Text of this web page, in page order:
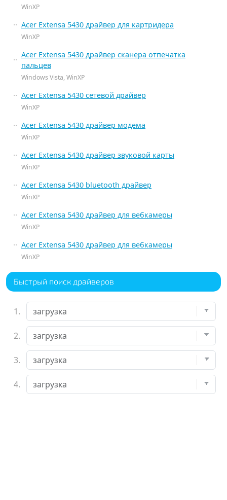
WinXP
Acer Extensa 5430 драйвер для картридера
WinXP
Acer Extensa 5430 драйвер сканера отпечатка
пальцев
Windows Vista, WinXP
Acer Extensa 5430 сетевой драйвер
WinXP
Acer Extensa 5430 драйвер модема
WinXP
Acer Extensa 5430 драйвер звуковой карты
WinXP
Acer Extensa 5430 bluetooth драйвер
WinXP
Acer Extensa 5430 драйвер для вебкамеры
WinXP
Acer Extensa 5430 драйвер для вебкамеры
WinXP
Быстрый поиск драйверов
1.
2.
3.
4.